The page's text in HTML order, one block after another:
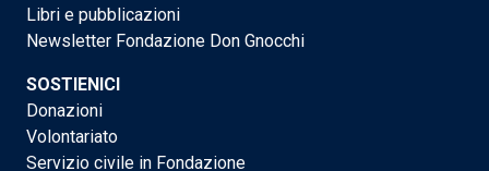
Libri e pubblicazioni
Newsletter Fondazione Don Gnocchi
SOSTIENICI
Donazioni
Volontariato
Servizio civile in Fondazione